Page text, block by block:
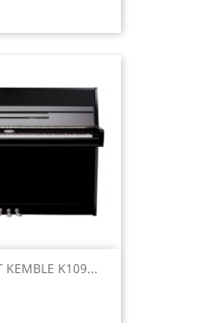
KEMBLE K109...